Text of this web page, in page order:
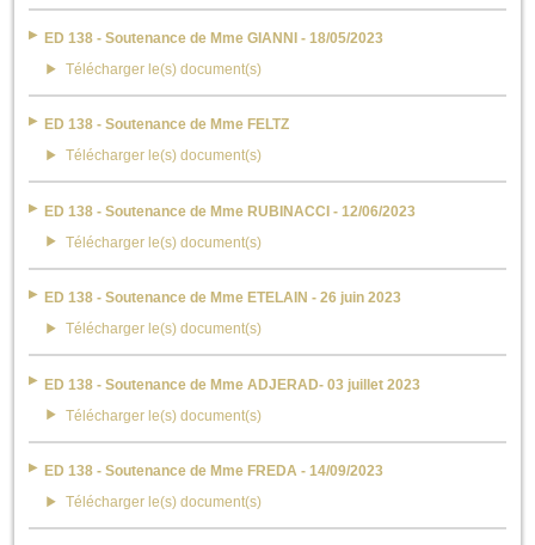
ED 138 - Soutenance de Mme GIANNI - 18/05/2023
Télécharger le(s) document(s)
ED 138 - Soutenance de Mme FELTZ
Télécharger le(s) document(s)
ED 138 - Soutenance de Mme RUBINACCI - 12/06/2023
Télécharger le(s) document(s)
ED 138 - Soutenance de Mme ETELAIN - 26 juin 2023
Télécharger le(s) document(s)
ED 138 - Soutenance de Mme ADJERAD- 03 juillet 2023
Télécharger le(s) document(s)
ED 138 - Soutenance de Mme FREDA - 14/09/2023
Télécharger le(s) document(s)